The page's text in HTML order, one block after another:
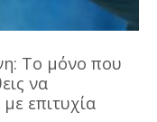
Το μόνο που
να
επιτυχία